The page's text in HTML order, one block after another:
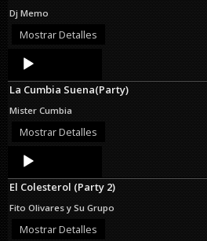
Dj Memo
Mostrar Detalles
Audio
Player
La Cumbia Suena(Party)
Mister Cumbia
Mostrar Detalles
Audio
Player
El Colesterol (Party 2)
Fito Olivares y Su Grupo
Mostrar Detalles